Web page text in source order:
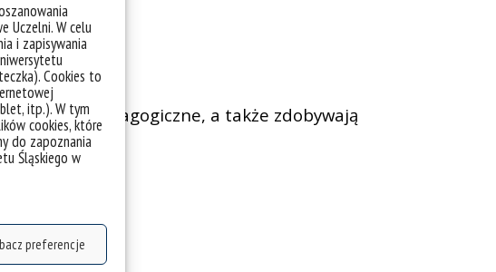
Uczelni. W celu
i zapisywania
Cookies to
itp.). W tym
cookies, które
do zapoznania
Śląskiego w
preferencje
i pedagogiczne, a także zdobywają